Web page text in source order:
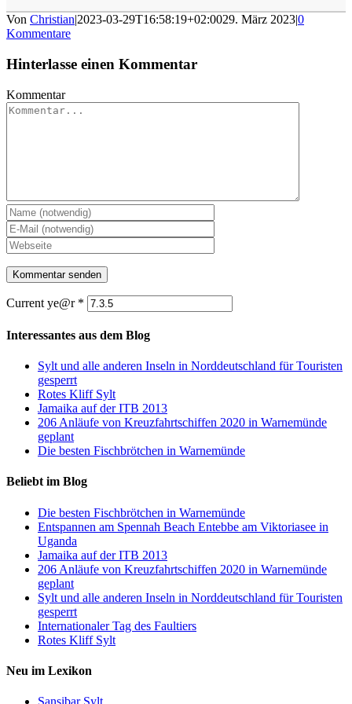
Von Christian|2023-03-29T16:58:19+02:0029. März 2023|0
Kommentare
Hinterlasse einen Kommentar
Kommentar
Current ye@r *
Interessantes aus dem Blog
Sylt und alle anderen Inseln in Norddeutschland für Touristen
gesperrt
Rotes Kliff Sylt
Jamaika auf der ITB 2013
206 Anläufe von Kreuzfahrtschiffen 2020 in Warnemünde
geplant
Die besten Fischbrötchen in Warnemünde
Beliebt im Blog
Die besten Fischbrötchen in Warnemünde
Entspannen am Spennah Beach Entebbe am Viktoriasee in
Uganda
Jamaika auf der ITB 2013
206 Anläufe von Kreuzfahrtschiffen 2020 in Warnemünde
geplant
Sylt und alle anderen Inseln in Norddeutschland für Touristen
gesperrt
Internationaler Tag des Faultiers
Rotes Kliff Sylt
Neu im Lexikon